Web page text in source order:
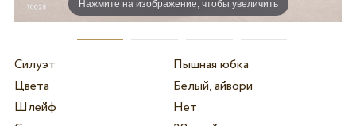
Нажмите на изображение, чтобы увеличить
Силуэт
Пышная юбка
Цвета
Белый, айвори
Шлейф
Нет